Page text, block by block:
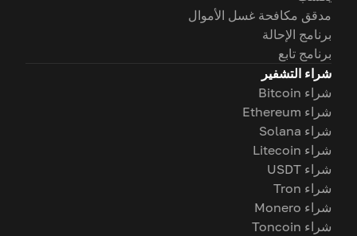
مدقق مكافحة غسل الأموال
برنامج الإحالة
برنامج تابع
شراء التشفير
شراء Bitcoin
شراء Ethereum
شراء Solana
شراء Litecoin
شراء USDT
شراء Tron
شراء Monero
شراء Toncoin